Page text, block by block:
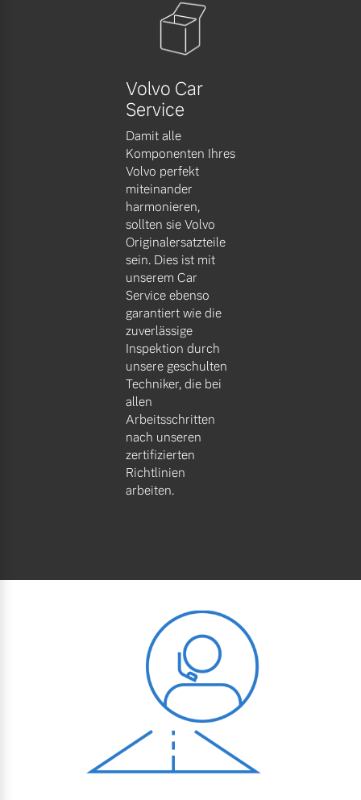
Volvo Car
Service
Damit alle
Komponenten Ihres
Volvo perfekt
miteinander
harmonieren,
sollten sie Volvo
Originalersatzteile
sein. Dies ist mit
unserem Car
Service ebenso
garantiert wie die
zuverlässige
Inspektion durch
unsere geschulten
Techniker, die bei
allen
Arbeitsschritten
nach unseren
zertifizierten
Richtlinien
arbeiten.